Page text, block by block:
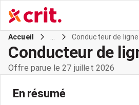
Accueil Conducteur de
Conducteur de
Offre parue le 27 juillet 2026
En résumé